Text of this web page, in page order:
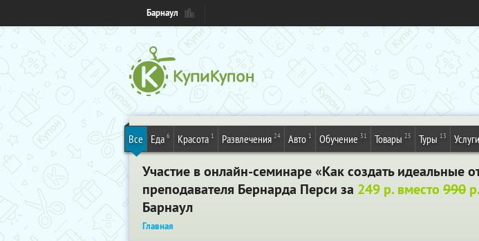
Барнаул
Все Еда 6 Красота 1 Развлечения 24 Авто 1 Обучение 31 Товары 25 Туры 13 Услуги
Участие в онлайн-семинаре «Как создать идеальные
преподавателя Бернарда Перси за 249 р. вместо 990 р.
Барнаул
Главная